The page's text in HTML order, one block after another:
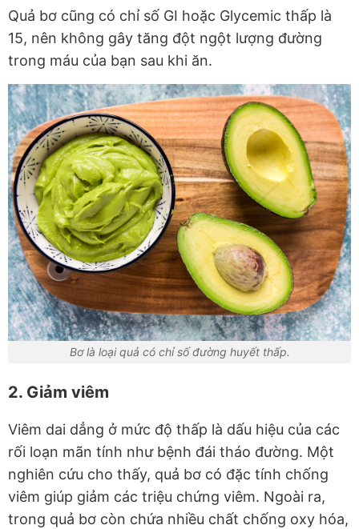
Quả bơ cũng có chỉ số GI hoặc Glycemic thấp là
15, nên không gây tăng đột ngột lượng đường
trong máu của bạn sau khi ăn.
Bơ là loại quả có chỉ số đường huyết thấp.
2. Giảm viêm
Viêm dai dẳng ở mức độ thấp là dấu hiệu của các
rối loạn mãn tính như bệnh đái tháo đường. Một
nghiên cứu cho thấy, quả bơ có đặc tính chống
viêm giúp giảm các triệu chứng viêm. Ngoài ra,
trong quả bơ còn chứa nhiều chất chống oxy hóa,